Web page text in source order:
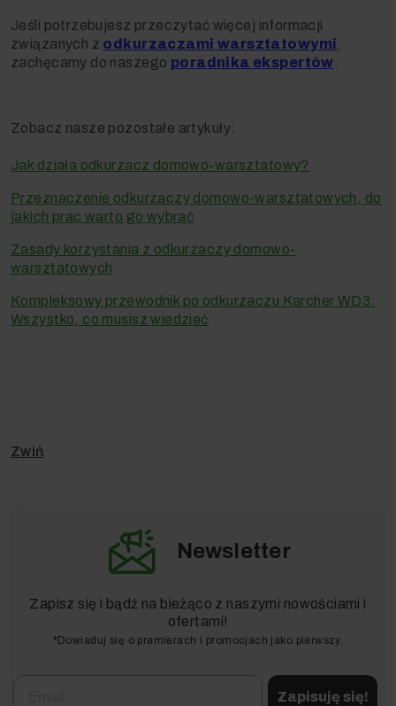
Jeśli potrzebujesz przeczytać więcej informacji
związanych z odkurzaczami warsztatowymi,
zachęcamy do naszego poradnika ekspertów.
Zobacz nasze pozostałe artykuły:
Jak działa odkurzacz domowo-warsztatowy?
Przeznaczenie odkurzaczy domowo-warsztatowych, do
jakich prac warto go wybrać
Zasady korzystania z odkurzaczy domowo-
warsztatowych
Kompleksowy przewodnik po odkurzaczu Karcher WD3:
Wszystko, co musisz wiedzieć
Newsletter
Zapisz się i bądź na bieżąco z naszymi nowościami i
ofertami!
*Dowiaduj się o premierach i promocjach jako pierwszy.
Zapisuję się!